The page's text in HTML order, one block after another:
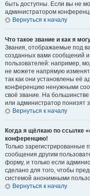
быть доступны. Если вы не
администратором
Вернуться к началу
Что такое звание и как я
Звания, отображаемые под
созданных вами сообщений
пользователей: например,
не можете напрямую
так как они установлены её
конференцию ненужными
своё звание. На
или администратор понизят
Вернуться к началу
Когда я щёлкаю по ссылке
конференцию!
Только зарегистрированные
сообщения другим
форму, и только если
сделано для того, чтобы
системой анонимными
Вернуться к началу